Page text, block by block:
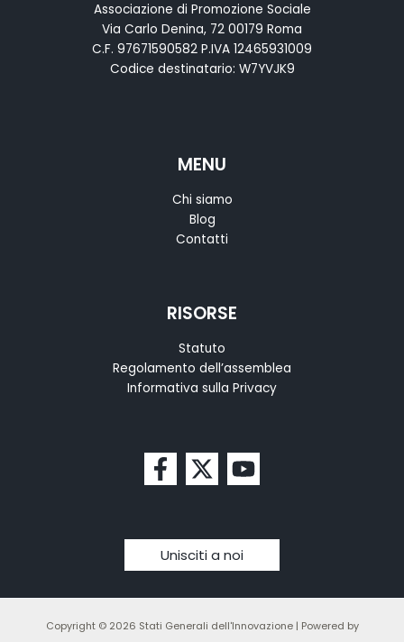
Associazione di Promozione Sociale
Via Carlo Denina, 72 00179 Roma
C.F. 97671590582 P.IVA 12465931009
Codice destinatario: W7YVJK9
MENU
Chi siamo
Blog
Contatti
RISORSE
Statuto
Regolamento dell’assemblea
Informativa sulla Privacy
Unisciti a noi
Copyright © 2026 Stati Generali dell'Innovazione | Powered by